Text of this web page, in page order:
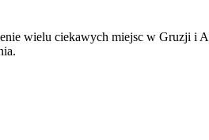
wielu ciekawych miejsc w Gruzji i